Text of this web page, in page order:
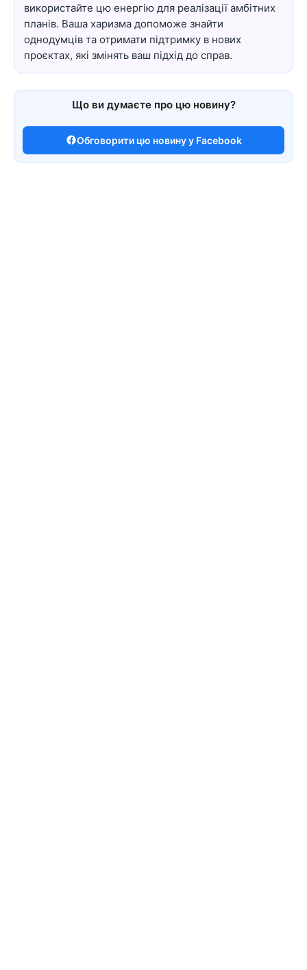
використайте цю енергію для реалізації амбітних
планів. Ваша харизма допоможе знайти
однодумців та отримати підтримку в нових
проєктах, які змінять ваш підхід до справ.
Що ви думаєте про цю новину?
Обговорити цю новину у Facebook